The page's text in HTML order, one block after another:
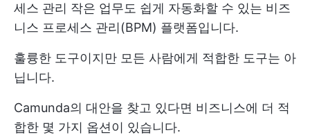
세스 관리 작은 업무도 쉽게 자동화할 수 있는 비즈
니스 프로세스 관리(BPM) 플랫폼입니다.
훌륭한 도구이지만 모든 사람에게 적합한 도구는 아
닙니다.
Camunda의 대안을 찾고 있다면 비즈니스에 더 적
합한 몇 가지 옵션이 있습니다.